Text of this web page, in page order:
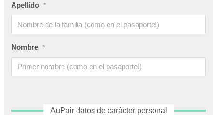
Apellido *
Nombre *
AuPair datos de carácter personal